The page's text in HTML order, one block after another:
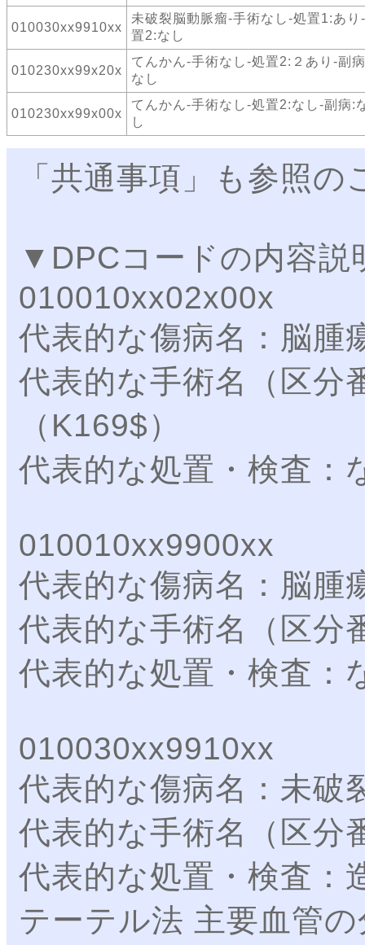
010030xx9910xx
未破裂脳動脈瘤-手術なし-処置1:あり
置2:なし
010230xx99x20x
てんかん-手術なし-処置2:２あり-副
なし
010230xx99x00x
てんかん-手術なし-処置2:なし-副病:
し
「共通事項」も参照の
▼DPCコードの内容
010010xx02x00x
代表的な傷病名：脳腫
代表的な手術名（区分
（K169$）
代表的な処置・検査：
010010xx9900xx
代表的な傷病名：脳腫
代表的な手術名（区分
代表的な処置・検査：
010030xx9910xx
代表的な傷病名：未破
代表的な手術名（区分
代表的な処置・検査：
テーテル法 主要血管